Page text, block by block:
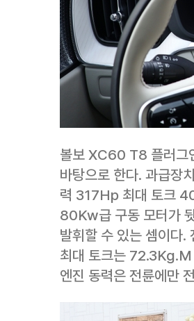
볼보 XC60 T8 플러그
바탕으로 한다. 과급장
력 317Hp 최대 토크
80Kw급 구동 모터가
발휘할 수 있는 셈이다
최대 토크는 72.3Kg.M
엔진 동력은 전륜에만